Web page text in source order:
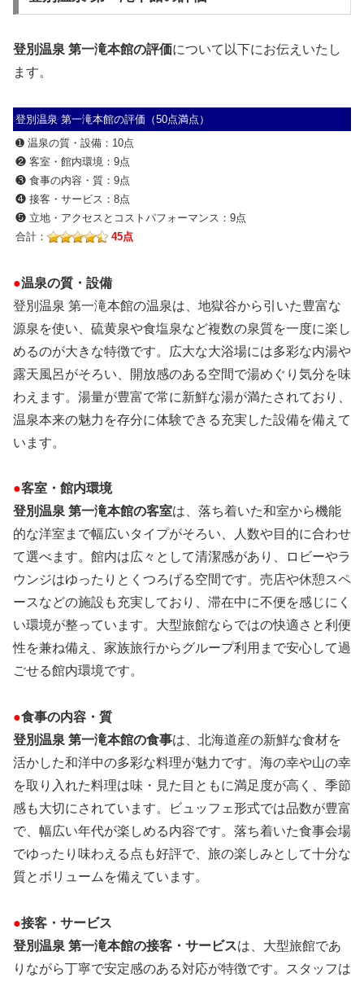
登別温泉 第一滝本館の評価について以下にお伝えいたし
ます。
登別温泉 第一滝本館の評価（50点満点）
➊ 温泉の質・設備：10点
❷ 客室・館内環境：9点
❸ 食事の内容・質：9点
❹ 接客・サービス：8点
❺ 立地・アクセスとコストパフォーマンス：9点
合計：
45点
●温泉の質・設備
登別温泉 第一滝本館の温泉は、地獄谷から引いた豊富な
源泉を使い、硫黄泉や食塩泉など複数の泉質を一度に楽し
めるのが大きな特徴です。広大な大浴場には多彩な内湯や
露天風呂がそろい、開放感のある空間で湯めぐり気分を味
わえます。湯量が豊富で常に新鮮な湯が満たされており、
温泉本来の魅力を存分に体験できる充実した設備を備えて
います。
●客室・館内環境
登別温泉 第一滝本館の客室は、落ち着いた和室から機能
的な洋室まで幅広いタイプがそろい、人数や目的に合わせ
て選べます。館内は広々として清潔感があり、ロビーやラ
ウンジはゆったりとくつろげる空間です。売店や休憩スペ
ースなどの施設も充実しており、滞在中に不便を感じにく
い環境が整っています。大型旅館ならではの快適さと利便
性を兼ね備え、家族旅行からグループ利用まで安心して過
ごせる館内環境です。
●食事の内容・質
登別温泉 第一滝本館の食事は、北海道産の新鮮な食材を
活かした和洋中の多彩な料理が魅力です。海の幸や山の幸
を取り入れた料理は味・見た目ともに満足度が高く、季節
感も大切にされています。ビュッフェ形式では品数が豊富
で、幅広い年代が楽しめる内容です。落ち着いた食事会場
でゆったり味わえる点も好評で、旅の楽しみとして十分な
質とボリュームを備えています。
●接客・サービス
登別温泉 第一滝本館の接客・サービスは、大型旅館であ
りながら丁寧で安定感のある対応が特徴です。スタッフは